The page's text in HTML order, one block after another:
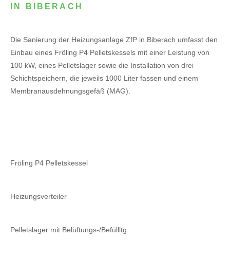
IN BIBERACH
Die Sanierung der Heizungsanlage ZfP in Biberach umfasst den
Einbau eines Fröling P4 Pelletskessels mit einer Leistung von
100 kW, eines Pelletslager sowie die Installation von drei
Schichtspeichern, die jeweils 1000 Liter fassen und einem
Membranausdehnungsgefäß (MAG).
Fröling P4 Pelletskessel
Heizungsverteiler
Pelletslager mit Belüftungs-/Befüllltg.